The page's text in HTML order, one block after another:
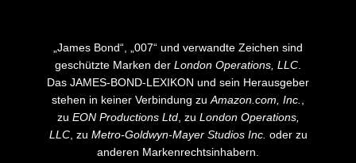
„James Bond“, „007“ und verwandte Zeichen sind
geschützte Marken der London Operations, LLC.
Das JAMES-BOND-LEXIKON und sein Herausgeber
stehen in keiner Verbindung zuAmazon.com, Inc.,
zu EON Productions Ltd, zu London Operations,
LLC, zu Metro-Goldwyn-Mayer Studios Inc. oder zu
anderen Markenrechtsinhabern.